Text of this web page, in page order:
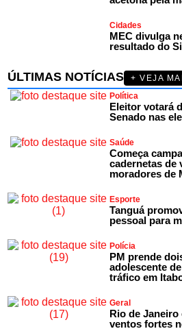
Cidades
MEC divulga
resultado do
ÚLTIMAS NOTÍCIAS
+ VEJA
Política
Eleitor votará
Senado nas
Saúde
Começa
cadernetas de
moradores de
Esporte
Tanguá
pessoal para
Polícia
PM prende
adolescente
tráfico em
Geral
Rio de Janeiro
ventos fortes